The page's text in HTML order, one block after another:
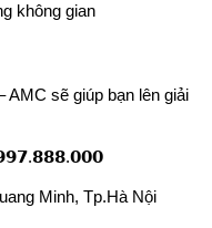
không gian
sẽ giúp bạn lên giải
Minh, Tp.Hà Nội